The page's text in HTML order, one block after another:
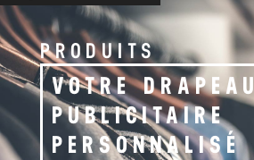
PRODUITS
VOTRE DRAPEAU
PUBLICITAIRE
PERSONNALISÉ